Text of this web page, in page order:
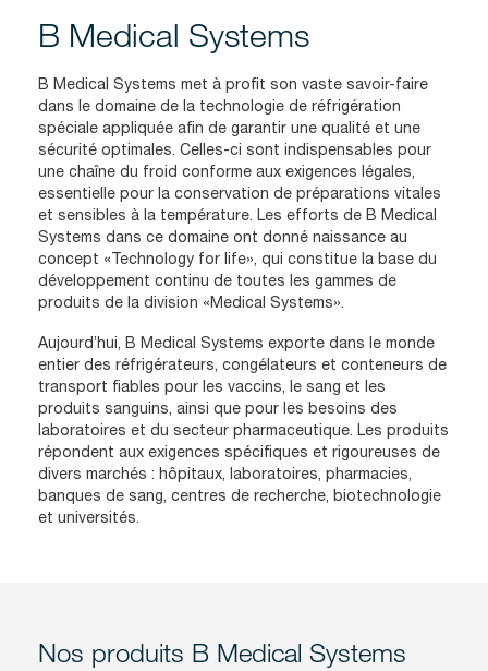
Contact
B Medical Systems
B Medical Systems met à profit son vaste savoir-faire
dans le domaine de la technologie de réfrigération
spéciale appliquée afin de garantir une qualité et une
sécurité optimales. Celles-ci sont indispensables pour
une chaîne du froid conforme aux exigences légales,
essentielle pour la conservation de préparations vitales
et sensibles à la température. Les efforts de B Medical
Systems dans ce domaine ont donné naissance au
concept «Technology for life», qui constitue la base du
développement continu de toutes les gammes de
produits de la division «Medical Systems».
Aujourd’hui, B Medical Systems exporte dans le monde
entier des réfrigérateurs, congélateurs et conteneurs de
transport fiables pour les vaccins, le sang et les
produits sanguins, ainsi que pour les besoins des
laboratoires et du secteur pharmaceutique. Les produits
répondent aux exigences spécifiques et rigoureuses de
divers marchés : hôpitaux, laboratoires, pharmacies,
banques de sang, centres de recherche, biotechnologie
et universités.
Nos produits B Medical Systems